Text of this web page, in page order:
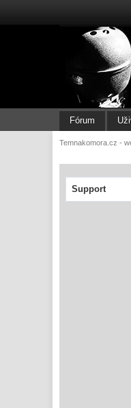
Fórum
Temnakomora.cz -
Support